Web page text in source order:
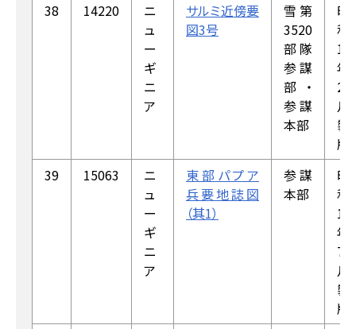
38
14220
ニ
ュ
ー
ギ
ニ
ア
サルミ近傍要
図3号
雪第
3520
部隊
参謀
部・
参謀
本部
昭
和
19
年
2
月
製
版
39
15063
ニ
ュ
ー
ギ
ニ
ア
東部パプア
兵要地誌図
（其1）
参謀
本部
昭
和
18
年
7
月
製
版